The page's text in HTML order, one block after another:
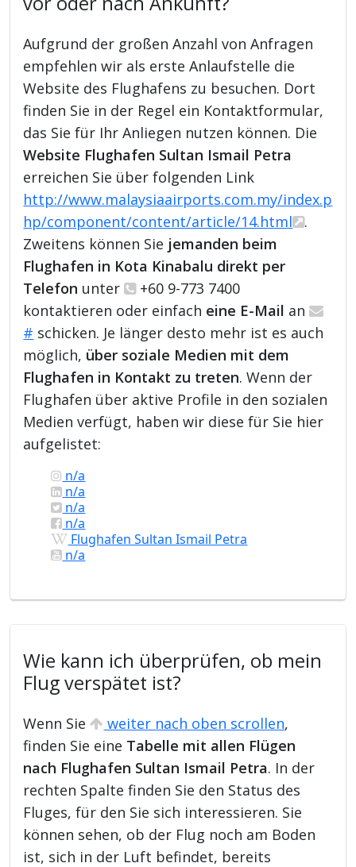
Aufgrund der großen Anzahl von Anfragen
empfehlen wir als erste Anlaufstelle die
Website des Flughafens zu besuchen. Dort
finden Sie in der Regel ein Kontaktformular,
das Sie für Ihr Anliegen nutzen können. Die
Website Flughafen Sultan Ismail Petra
erreichen Sie über folgenden Link
http://www.malaysiaairports.com.my/index.p
hp/component/content/article/14.html
.
Zweitens können Sie jemanden beim
Flughafen in Kota Kinabalu direkt per
Telefon unter
+60 9-773 7400
kontaktieren oder einfach eine E-Mail an
# schicken. Je länger desto mehr ist es auch
möglich, über soziale Medien mit dem
Flughafen in Kontakt zu treten. Wenn der
Flughafen über aktive Profile in den sozialen
Medien verfügt, haben wir diese für Sie hier
aufgelistet:
n/a
n/a
n/a
n/a
Flughafen Sultan Ismail Petra
n/a
Wie kann ich überprüfen, ob mein
Flug verspätet ist?
Wenn Sie weiter nach oben scrollen,
finden Sie eine Tabelle mit allen Flügen
nach Flughafen Sultan Ismail Petra. In der
rechten Spalte finden Sie den Status des
Fluges, für den Sie sich interessieren. Sie
können sehen, ob der Flug noch am Boden
ist, sich in der Luft befindet, bereits